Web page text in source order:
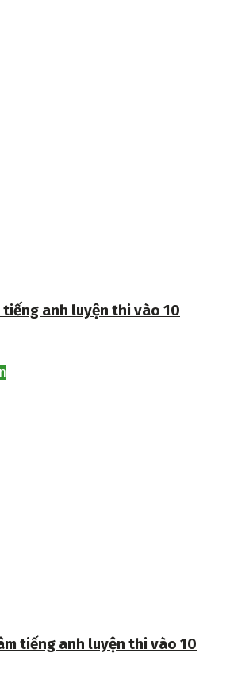
anh luyện thi vào 10
tiếng anh luyện thi vào 10